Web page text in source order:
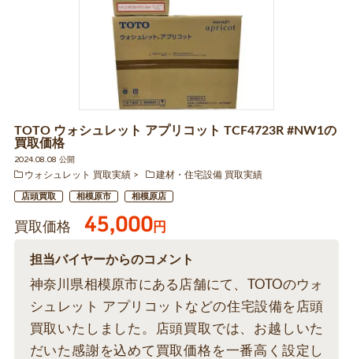
TOTO ウォシュレット アプリコット TCF4723R #NW1の
買取価格
2024.08.08 公開
ウォシュレット 買取実績
建材・住宅設備 買取実績
店頭買取 相模原市 相模原店
買取価格 45,000円
担当バイヤーからのコメント
神奈川県相模原市にある店舗にて、TOTOのウォ
シュレット アプリコットなどの住宅設備を店頭
買取いたしました。店頭買取では、お越しいた
だいた感謝を込めて買取価格を一番高く設定し